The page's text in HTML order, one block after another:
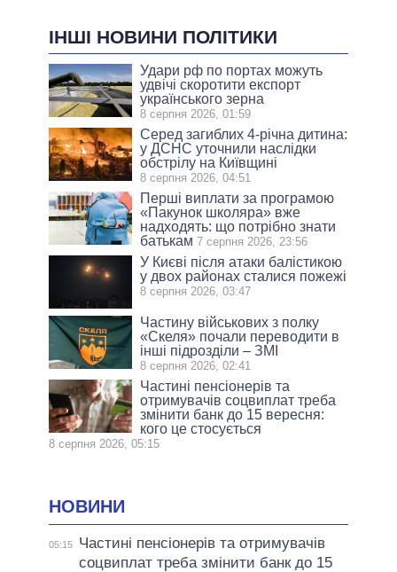
ІНШІ НОВИНИ ПОЛІТИКИ
Удари рф по портах можуть
удвічі скоротити експорт
українського зерна
8 серпня 2026, 01:59
Серед загиблих 4-річна дитина:
у ДСНС уточнили наслідки
обстрілу на Київщині
8 серпня 2026, 04:51
Перші виплати за програмою
«Пакунок школяра» вже
надходять: що потрібно знати
батькам 7 серпня 2026, 23:56
У Києві після атаки балістикою
у двох районах сталися пожежі
8 серпня 2026, 03:47
Частину військових з полку
«Скеля» почали переводити в
інші підрозділи – ЗМІ
8 серпня 2026, 02:41
Частині пенсіонерів та
отримувачів соцвиплат треба
змінити банк до 15 вересня:
кого це стосується
8 серпня 2026, 05:15
НОВИНИ
05:15
Частині пенсіонерів та отримувачів
соцвиплат треба змінити банк до 15